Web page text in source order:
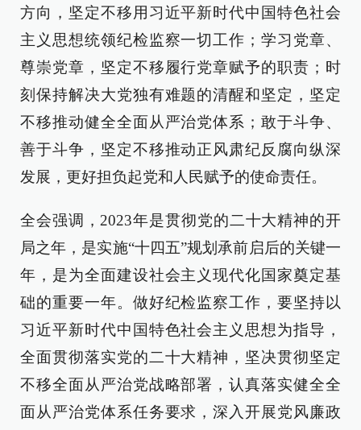
方向，坚定不移用习近平新时代中国特色社会
主义思想统领纪检监察一切工作；学习党章、
尊崇党章，坚定不移履行党章赋予的职责；时
刻保持解决大党独有难题的清醒和坚定，坚定
不移推动健全全面从严治党体系；敢于斗争、
善于斗争，坚定不移推动正风肃纪反腐向纵深
发展，更好担负起党和人民赋予的使命责任。
全会强调，2023年是贯彻党的二十大精神的开
局之年，是实施“十四五”规划承前启后的关键一
年，是为全面建设社会主义现代化国家奠定基
础的重要一年。做好纪检监察工作，要坚持以
习近平新时代中国特色社会主义思想为指导，
全面贯彻落实党的二十大精神，坚决贯彻坚定
不移全面从严治党战略部署，认真落实健全全
面从严治党体系任务要求，深入开展党风廉政